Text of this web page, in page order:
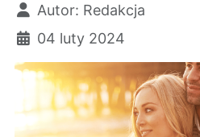
Szczegóły
Autor: Redakcja
04 luty 2024